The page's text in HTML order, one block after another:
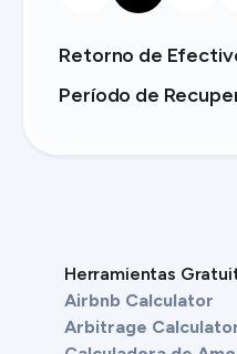
Retorno de
Período de
Herramientas
Airbnb Calculator
Arbitrage